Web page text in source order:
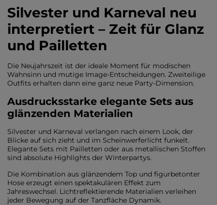
Silvester und Karneval neu
interpretiert – Zeit für Glanz
und Pailletten
Die Neujahrszeit ist der ideale Moment für modischen
Wahnsinn und mutige Image-Entscheidungen. Zweiteilige
Outfits erhalten dann eine ganz neue Party-Dimension.
Ausdrucksstarke elegante Sets aus
glänzenden Materialien
Silvester und Karneval verlangen nach einem Look, der
Blicke auf sich zieht und im Scheinwerferlicht funkelt.
Elegante Sets mit Pailletten oder aus metallischen Stoffen
sind absolute Highlights der Winterpartys.
Die Kombination aus glänzendem Top und figurbetonter
Hose erzeugt einen spektakulären Effekt zum
Jahreswechsel. Lichtreflektierende Materialien verleihen
jeder Bewegung auf der Tanzfläche Dynamik.